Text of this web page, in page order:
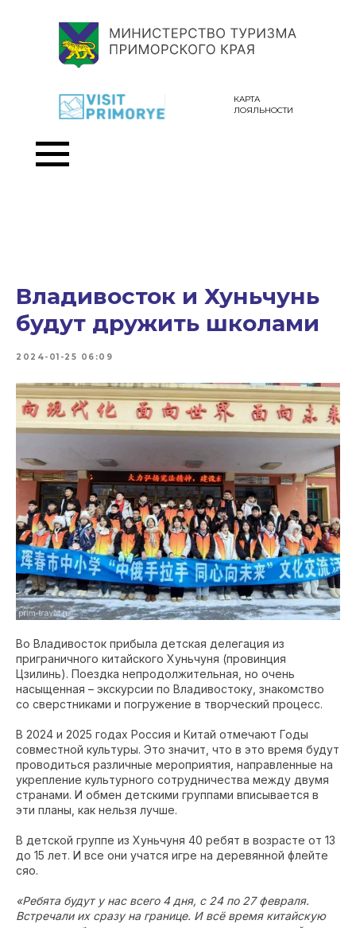
КАРТА
ЛОЯЛЬНОСТИ
Владивосток и Хуньчунь
будут дружить школами
2024-01-25 06:09
Во Владивосток прибыла детская делегация из
приграничного китайского Хуньчуня (провинция
Цзилинь). Поездка непродолжительная, но очень
насыщенная – экскурсии по Владивостоку, знакомство
со сверстниками и погружение в творческий процесс.
В 2024 и 2025 годах Россия и Китай отмечают Годы
совместной культуры. Это значит, что в это время будут
проводиться различные мероприятия, направленные на
укрепление культурного сотрудничества между двумя
странами. И обмен детскими группами вписывается в
эти планы, как нельзя лучше.
В детской группе из Хуньчуня 40 ребят в возрасте от 13
до 15 лет. И все они учатся игре на деревянной флейте
сяо.
«Ребята будут у нас всего 4 дня, с 24 по 27 февраля.
Встречали их сразу на границе. И всё время китайскую